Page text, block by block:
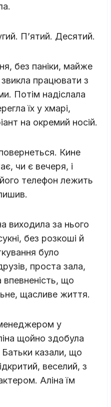
П’ятий. Десятий.
без паніки, майже
працювати з
Потім надіслала
їх у хмарі,
на окремий носій.
Кине
чи є вечеря, і
телефон лежить
виходила за нього
без розкоші й
було
проста зала,
впевненість, що
щасливе життя.
у
щойно здобула
Батьки казали, що
веселий, з
Аліна їм